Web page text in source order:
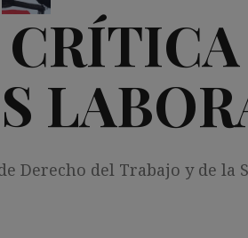
Derecho del Trabajo y de la